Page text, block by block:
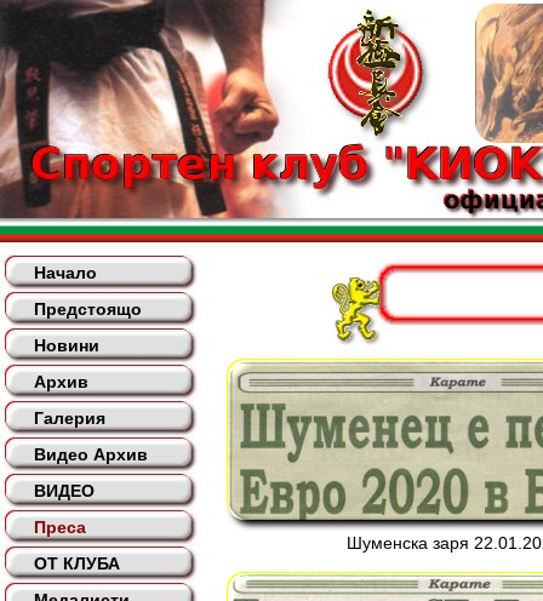
Начало
Предстоящо
Новини
Архив
Галерия
Видео Архив
ВИДЕО
Преса
ОТ КЛУБА
Шуменска заря